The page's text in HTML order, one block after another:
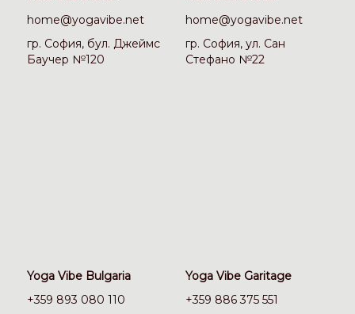
home@yogavibe.net
гр. София, бул. Джеймс
Баучер №120
home@yogavibe.net
гр. София, ул. Сан
Стефано №22
Yoga Vibe Bulgaria
+359 893 080 110
Yoga Vibe Garitage
+359 886 375 551